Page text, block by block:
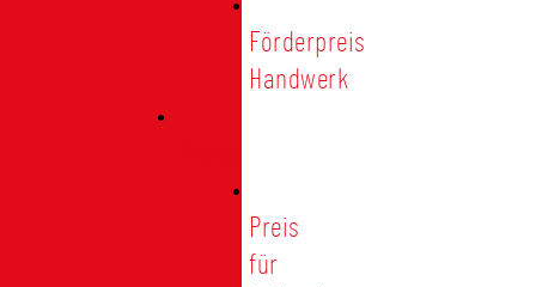
Förderpreis
Handwerk
Preis
für